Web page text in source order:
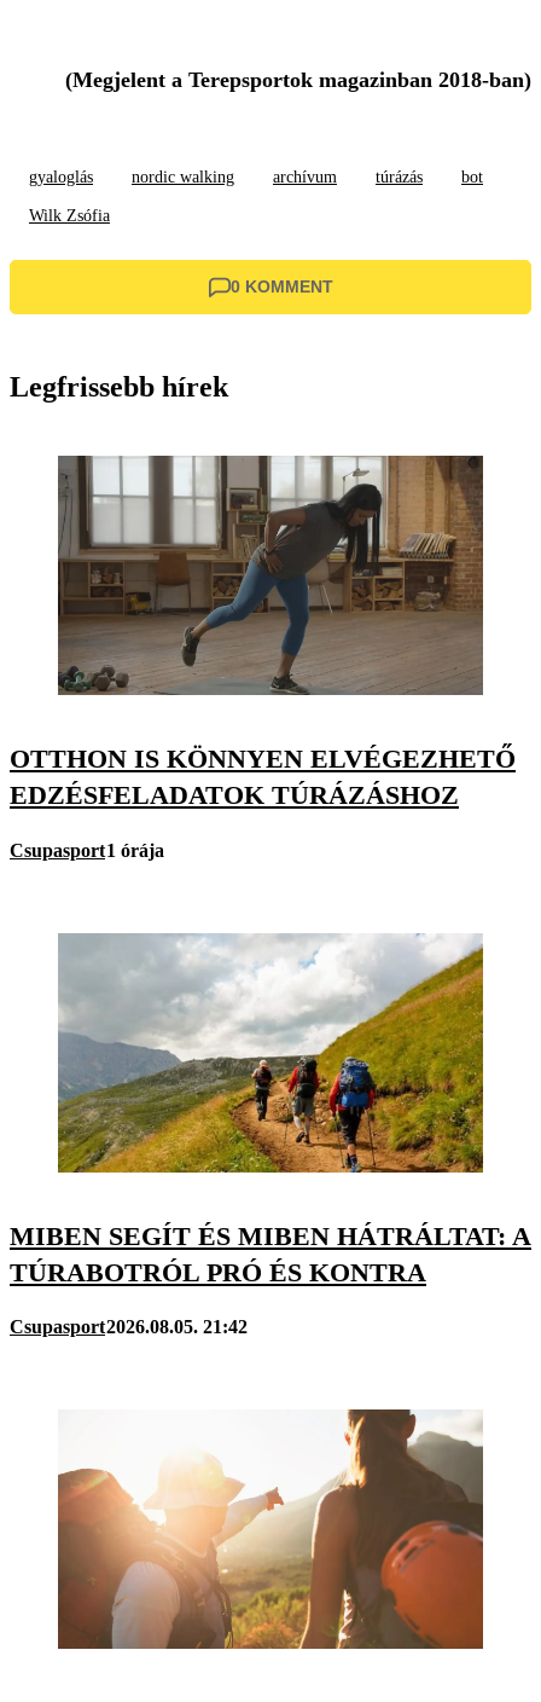
(Megjelent a Terepsportok magazinban 2018-ban)
gyaloglás nordic walking archívum túrázás bot
Wilk Zsófia
0 KOMMENT
Legfrissebb hírek
OTTHON IS KÖNNYEN ELVÉGEZHETŐ
EDZÉSFELADATOK TÚRÁZÁSHOZ
Csupasport1 órája
MIBEN SEGÍT ÉS MIBEN HÁTRÁLTAT: A
TÚRABOTRÓL PRÓ ÉS KONTRA
Csupasport2026.08.05. 21:42